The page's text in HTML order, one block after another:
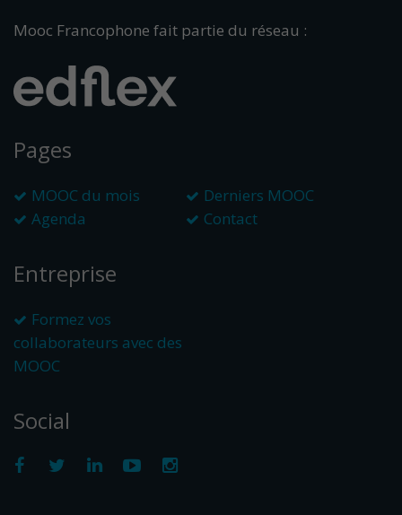
Mooc Francophone fait partie du réseau :
Pages
MOOC du mois
Derniers MOOC
Agenda
Contact
Entreprise
Formez vos
collaborateurs avec des
MOOC
Social